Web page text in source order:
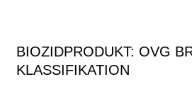
BIOZIDPRODUKT: OVG
KLASSIFIKATION